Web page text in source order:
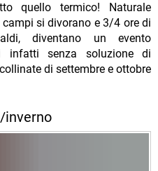
quello termico! Naturale
si divorano e 3/4 ore di
diventano un evento
infatti senza soluzione di
di settembre e ottobre
inverno